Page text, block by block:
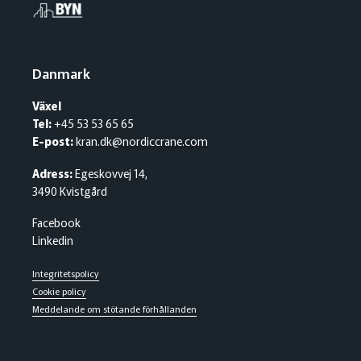
Danmark
Växel
Tel:+45 53 53 65 65
E-post:kran.dk@nordiccrane.com
Adress:Egeskovvej 14,
3490 Kvistgård
Facebook
Linkedin
Integritetspolicy
Cookie policy
Meddelande om stötande förhållanden